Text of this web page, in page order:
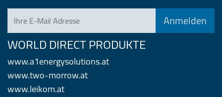
Ihre E-Mail Adresse
WORLD DIRECT PRODUKTE
www.a1energysolutions.at
www.two-morrow.at
www.leikom.at